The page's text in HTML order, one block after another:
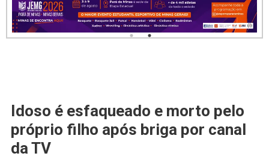
Idoso é esfaqueado e morto pelo
próprio filho após briga por canal
da TV